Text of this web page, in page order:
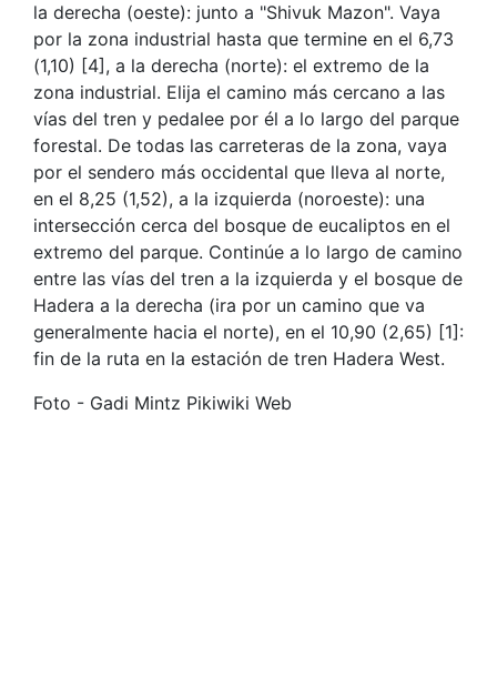
la derecha (oeste): junto a "Shivuk Mazon". Vaya
por la zona industrial hasta que termine en el 6,73
(1,10) [4], a la derecha (norte): el extremo de la
zona industrial. Elija el camino más cercano a las
vías del tren y pedalee por él a lo largo del parque
forestal. De todas las carreteras de la zona, vaya
por el sendero más occidental que lleva al norte,
en el 8,25 (1,52), a la izquierda (noroeste): una
intersección cerca del bosque de eucaliptos en el
extremo del parque. Continúe a lo largo de camino
entre las vías del tren a la izquierda y el bosque de
Hadera a la derecha (ira por un camino que va
generalmente hacia el norte), en el 10,90 (2,65) [1]:
fin de la ruta en la estación de tren Hadera West.
Foto - Gadi Mintz Pikiwiki Web